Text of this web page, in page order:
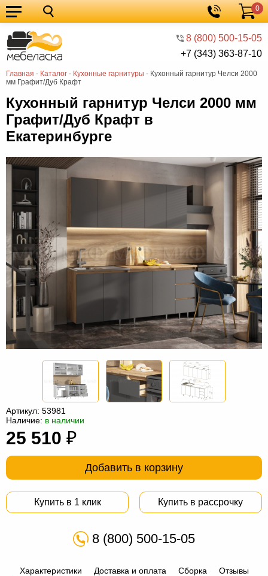
8 (800) 500-15-05
+7 (343) 363-87-10
Корзина
0
Главная - Каталог - Кухонные гарнитуры - Кухонный гарнитур Челси 2000
мм Графит/Дуб Крафт
Кухонные
гарнитуры
Мебель
для
кухни
Мебель
для
спальни
Кровати
Шкафы
Диваны
Мягкая
мебель
Детская
мебель
Мебель
гостиную
Мебель
для
прихожей
Столы
Комоды
Офисная
мебель
Столы
под
компьютер
Мебель
для
Мебель
из
ротанга
Садовая
мебель
Косметологическое
оборудование
Кухонный гарнитур Челси 2000 мм
Графит/Дуб Крафт в
Екатеринбурге
Артикул: 53981
Наличие: в наличии
25 510 ₽
Добавить в корзину
Купить в 1 клик Купить в рассрочку
8 (800) 500-15-05
Характеристики Доставка и оплата Сборка Отзывы